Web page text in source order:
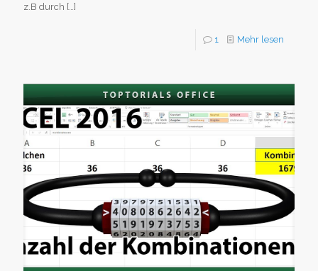
z.B durch […]
1 Mehr lesen